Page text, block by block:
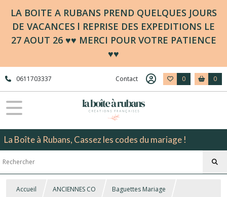
LA BOITE A RUBANS PREND QUELQUES JOURS
DE VACANCES l REPRISE DES EXPEDITIONS LE
27 AOUT 26 ♥♥ MERCI POUR VOTRE PATIENCE
♥♥
0611703337 Contact 0 0
La Boîte à Rubans, Cassez les codes du mariage !
Accueil ANCIENNES CO Baguettes Mariage